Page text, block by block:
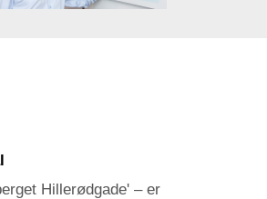
Hillerødgade' – er